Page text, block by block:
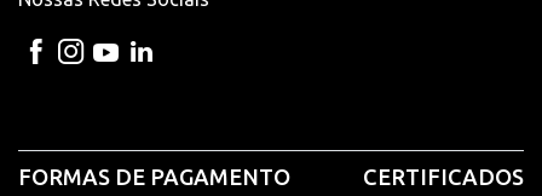
FORMAS DE PAGAMENTO CERTIFICADOS